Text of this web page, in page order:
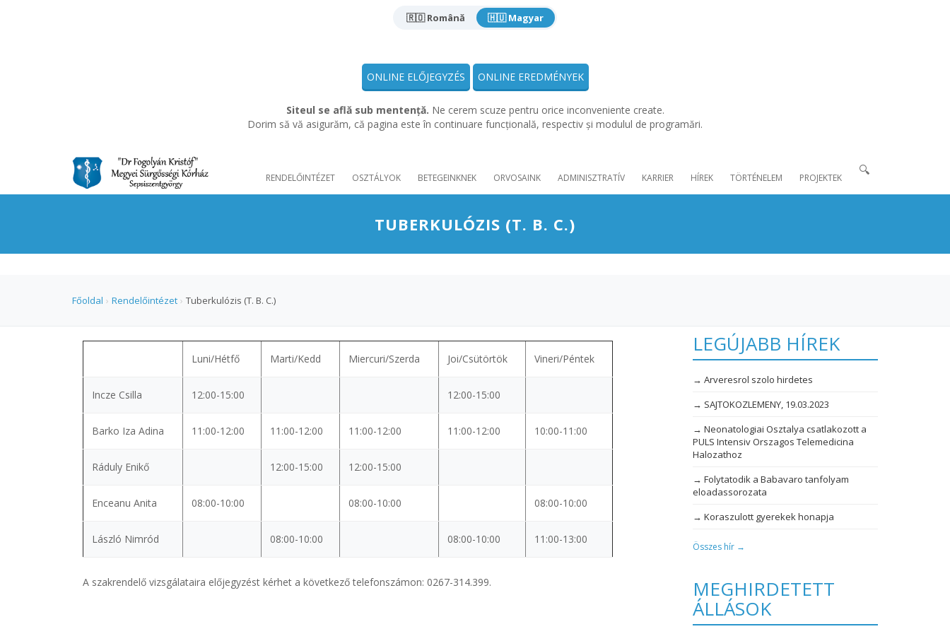
🇷🇴 Română 🇭🇺 Magyar
ONLINE ELŐJEGYZÉS ONLINE EREDMÉNYEK
Siteul se află sub mentență. Ne cerem scuze pentru orice inconveniente create.
Dorim să vă asigurăm, că pagina este în continuare funcțională, respectiv și modulul de programări.
RENDELŐINTÉZET OSZTÁLYOK BETEGEINKNEK ORVOSAINK ADMINISZTRATÍV KARRIER HÍREK TÖRTÉNELEM PROJEKTEK
🔍
TUBERKULÓZIS (T. B. C.)
Főoldal › Rendelőintézet › Tuberkulózis (T. B. C.)
Luni/Hétfő Marti/Kedd Miercuri/Szerda Joi/Csütörtök Vineri/Péntek
Incze Csilla 12:00-15:00 12:00-15:00
Barko Iza Adina 11:00-12:00 11:00-12:00 11:00-12:00 11:00-12:00 10:00-11:00
Ráduly Enikő 12:00-15:00 12:00-15:00
Enceanu Anita 08:00-10:00 08:00-10:00 08:00-10:00
László Nimród 08:00-10:00 08:00-10:00 11:00-13:00
A szakrendelő vizsgálataira előjegyzést kérhet a következő telefonszámon: 0267-314.399.
LEGÚJABB HÍREK
→ Arveresrol szolo hirdetes
→ SAJTOKOZLEMENY, 19.03.2023
→ Neonatologiai Osztalya csatlakozott a
PULS Intensiv Orszagos Telemedicina
Halozathoz
→ Folytatodik a Babavaro tanfolyam
eloadassorozata
→ Koraszulott gyerekek honapja
Összes hír →
MEGHIRDETETT
ÁLLÁSOK